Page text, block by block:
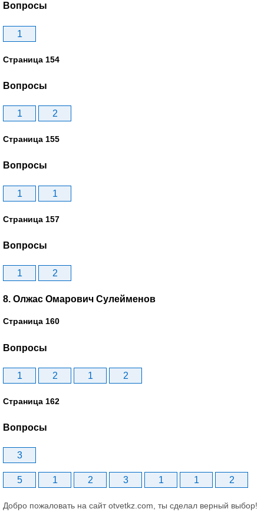
Вопросы
1
Страница 154
Вопросы
1 2
Страница 155
Вопросы
1 1
Страница 157
Вопросы
1 2
8. Олжас Омарович Сулейменов
Страница 160
Вопросы
1 2 1 2
Страница 162
Вопросы
3
5 1 2 3 1 1 2
Добро пожаловать на сайт otvetkz.com, ты сделал верный выбор!